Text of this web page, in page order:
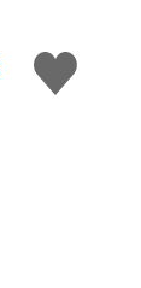
Me
gusta